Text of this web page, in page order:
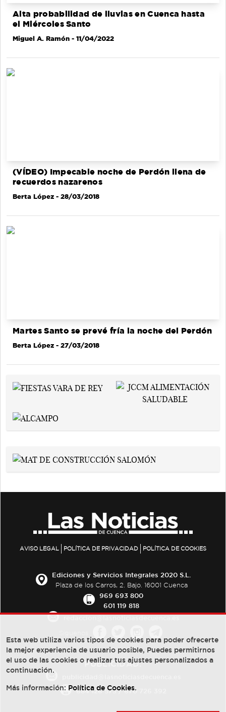
Alta probabilidad de lluvias en Cuenca hasta
el Miércoles Santo
Miguel A. Ramón - 11/04/2022
(VÍDEO) Impecable noche de Perdón llena de
recuerdos nazarenos
Berta López - 28/03/2018
Martes Santo se prevé fría la noche del Perdón
Berta López - 27/03/2018
AVISO LEGAL POLÍTICA DE PRIVACIDAD POLÍTICA DE COOKIES
Ediciones y Servicios Integrales 2020 S.L.
Plaza de los Carros, 2. Bajo. 16001 Cuenca
969 693 800
601 119 818
PUBLICIDAD:
684 126 573/670 726 392
Esta web utiliza varios tipos de cookies para poder ofrecerte
la mejor experiencia de usuario posible, Puedes permitirnos
el uso de las cookies o realizar tus ajustes personalizados a
continuación.
Más información: Política de Cookies.